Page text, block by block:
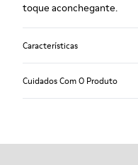
toque aconchegante.
Características
Cuidados Com O Produto
Os nossos sapatos são